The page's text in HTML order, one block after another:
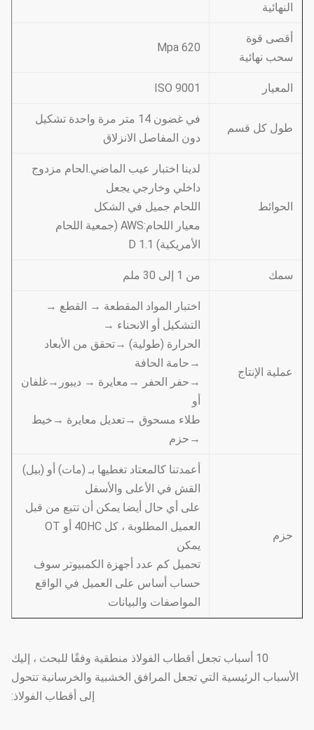
النهائية
أقصى قوة
سحب نهائية
620 Mpa
المعيار ISO 9001
طول كل قسم
في غضون 14 متر مرة واحدة تشكيل
دون المفاصل الانزلاق
الحوائط
لدينا اختبار عيب الماضي.الحام مزدوج
داخلي وخارجي يجعل
اللحام جميل في الشكل
معيار اللحام:AWS (جمعية اللحام
الأمريكية) D 1.1
سمك من 1 إلى 30 ملم
عملية الإنتاج
اختبار المواد المقطعة → القطع →
التشكيل أو الانحناء →
الحرارة (طولية) →تحقق من الأبعاد
→حامة الحافة
→حفر الحفر →معايرة → ديبور→غلفان
أو
طلاء مسحوق →تعديل معايرة →خيط
→حزم
حزم
أعمدتنا كالمعتاد تغطيها بـ (مات) أو (بيل)
القش في الأعلى والأسفل
على أي حال أيضا يمكن أن تتبع من قبل
العميل المطلوبة ، كل 40HC أو OT
يمكن
تحميل كم عدد أجهزة الكمبيوتر سوف
حساب أساس على العميل في الواقع
المواصفات والبيانات
10 أسباب تجعل أقطاب الفولاذ منطقية وفقًا للبحث ، إليك
الأسباب الرئيسية التي تجعل المرافق الخشبية والخرسانية تتحول
إلى أقطاب الفولاذ: